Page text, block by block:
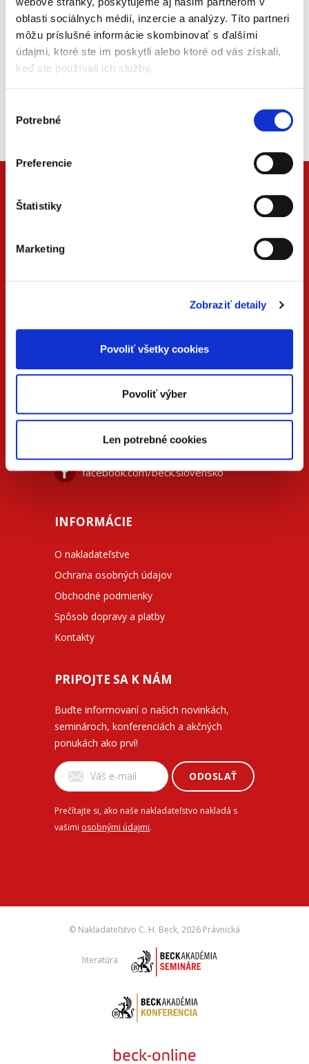
oblasti sociálnych médií, inzercie a analýzy. Títo partneri
môžu príslušné informácie skombinovať s ďalšími
údajmi, ktoré ste im poskytli alebo ktoré od vás získali,
keď ste používali ich služby.
súhlasu
Potrebné
Preferencie
Štatistiky
Marketing
Zobraziť detaily
Povoliť všetky cookies
Povoliť výber
Len potrebné cookies
Semináre a Konferencie
Vzdelávajte sa kvalitne.
ONLINE
PDF
KONTAKTUJTE NÁS
+420 733 734 348
beck@beck.sk
facebook.com/beck.slovensko
INFORMÁCIE
O nakladateľstve
Ochrana osobných údajov
Obchodné podmienky
Spôsob dopravy a platby
Kontakty
PRIPOJTE SA K NÁM
Buďte informovaní o našich novinkách,
seminároch, konferenciách a akčných
ponukách ako prví!
ODOSLAŤ
Prečítajte si, ako naše nakladateľstvo nakladá s
vašimi osobnými údajmi.
© Nakladateľstvo C. H. Beck, 2026 Právnická
literatúra